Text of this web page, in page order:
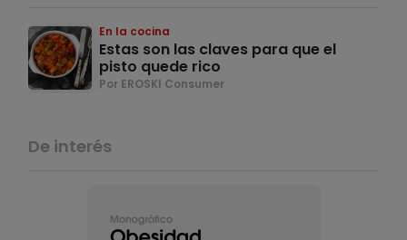
En la cocina
Estas son las claves para que el
pisto quede rico
Por EROSKI Consumer
De interés